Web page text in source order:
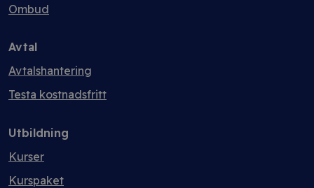
Ombud
Avtal
Avtalshantering
Testa kostnadsfritt
Utbildning
Kurser
Kurspaket